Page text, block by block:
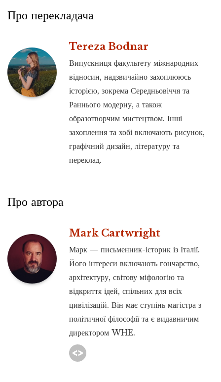
Про перекладача
Tereza Bodnar
Випускниця факультету міжнародних
відносин, надзвичайно захоплююсь
історією, зокрема Середньовіччя та
Раннього модерну, а також
образотворчим мистецтвом. Інші
захоплення та хобі включають рисунок,
графічний дизайн, літературу та
переклад.
Про автора
Mark Cartwright
Марк — письменник-історик із Італії.
Його інтереси включають гончарство,
архітектуру, світову міфологію та
відкриття ідей, спільних для всіх
цивілізацій. Він має ступінь магістра з
політичної філософії та є видавничим
директором WHE.